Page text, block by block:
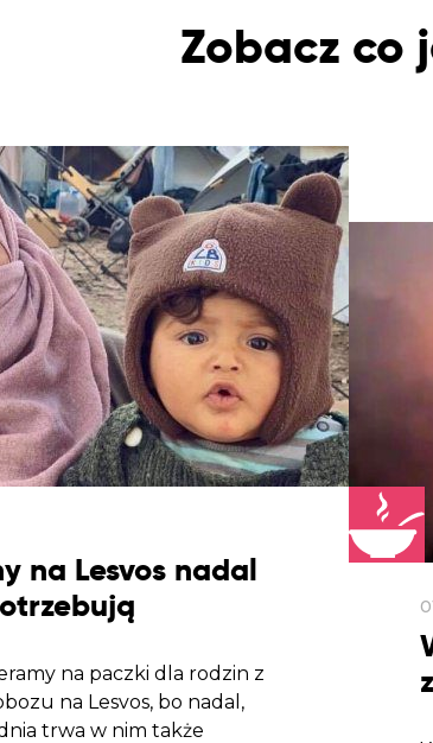
Zobacz co
na Lesvos nadal
na paczki dla rodzin z
na Lesvos, bo nadal,
trwa w nim także